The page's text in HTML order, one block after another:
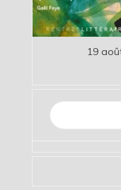
19